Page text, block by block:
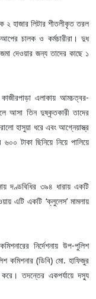
২ হাজার লিটার শীতলীকৃত তরল
চালক ও কর্মচারীরা। দুধ
দেওয়ার জন্য তাদের কাছে ১
এলাকায় আমচত্বর-
আসা তিন দুষ্কৃতকারী তাদের
হাসুয়া ধরে এবং আগ্নেয়াস্ত্র
টাকা ছিনিয়ে নিয়ে পালিয়ে
দণ্ডবিধির ৩৯৪ ধারায় একটি
এটি একটি ‘ক্লুলেস’ মামলায়
নির্দেশনায় উপ-পুলিশ
কমিশনার (ডিবি) মো. হাফিজুর
করে। তদন্তের একপর্যায়ে দস্যু